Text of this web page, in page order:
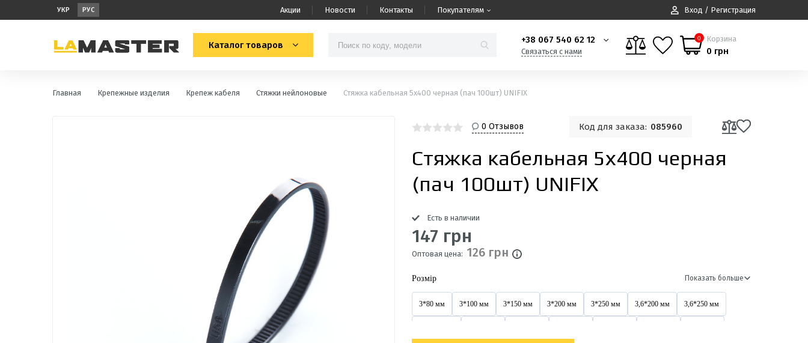
УКР РУС Акции Новости Контакты Покупателям Вход / Регистрация
Каталог товаров
+38 067 540 62 12
Связаться с нами
0 Корзина
0 грн
Главная Крепежные изделия Крепеж кабеля Стяжки нейлоновые Стяжка кабельная 5х400 черная (пач 100шт) UNIFIX
0 Отзывов Код для заказа: 085960
Стяжка кабельная 5х400 черная
(пач 100шт) UNIFIX
Есть в наличии
147 грн
Оптовая цена: 126 грн
Розмір Показать больше
3*80 мм 3*100 мм 3*150 мм 3*200 мм 3*250 мм 3,6*200 мм 3,6*250 мм